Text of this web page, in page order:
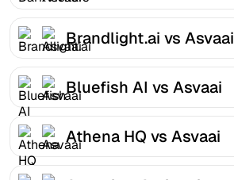
Brandlight.ai vs Asvaai
Bluefish AI vs Asvaai
Athena HQ vs Asvaai